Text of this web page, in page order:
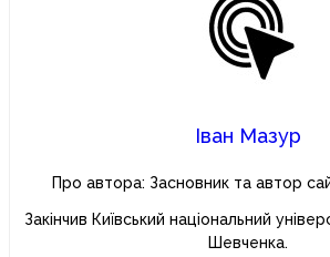
Іван Мазур
Про автора: Засновник та автор
Закінчив Київський національний
Шевченка.